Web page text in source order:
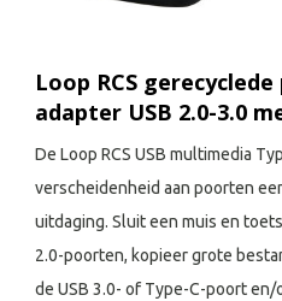
Loop RCS
adapter USB 2.0-3.0
De Loop RCS USB multimedia
verscheidenheid aan poorten
uitdaging. Sluit een muis en
2.0-poorten, kopieer grote
de USB 3.0- of Type-C-poort